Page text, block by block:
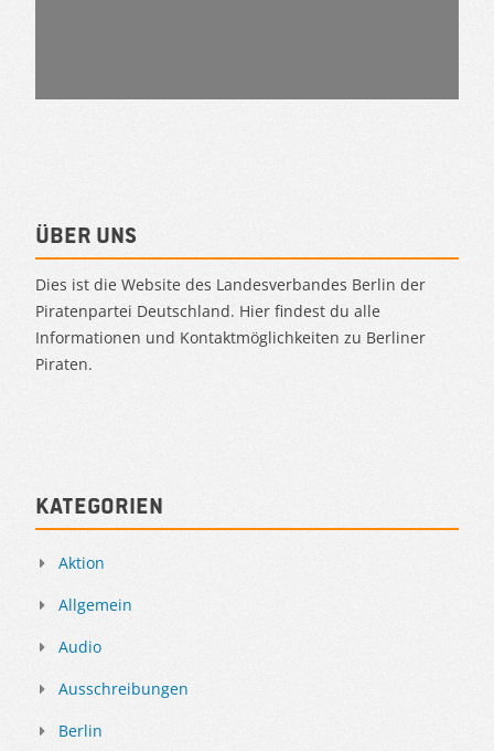
Über uns
Dies ist die Website des Landesverbandes Berlin der
Piratenpartei Deutschland. Hier findest du alle
Informationen und Kontaktmöglichkeiten zu Berliner
Piraten.
Kategorien
Aktion
Allgemein
Audio
Ausschreibungen
Berlin